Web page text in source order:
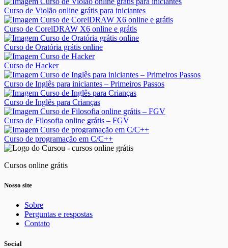
Curso de Violão online grátis para iniciantes
Curso de CorelDRAW X6 online e grátis
Curso de Oratória grátis online
Curso de Hacker
Curso de Inglês para iniciantes – Primeiros Passos
Curso de Inglês para Crianças
Curso de Filosofia online grátis – FGV
Curso de programação em C/C++
Cursos online grátis
Nosso site
Sobre
Perguntas e respostas
Contato
Social